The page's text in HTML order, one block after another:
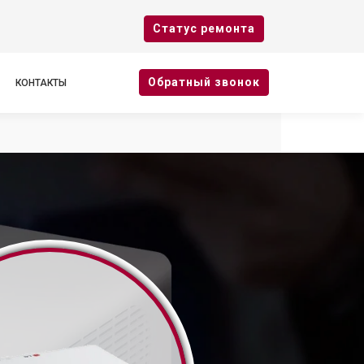
Cтатус ремонта
КОНТАКТЫ Oбратный звонок